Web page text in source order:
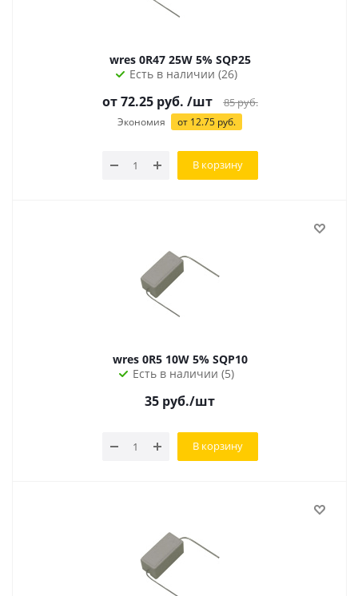
wres 0R47 25W 5% SQP25
Есть в наличии (26)
от72.25руб. /шт 85руб.
Экономия от 12.75 руб.
В корзину
wres 0R5 10W 5% SQP10
Есть в наличии (5)
35 руб./шт
В корзину